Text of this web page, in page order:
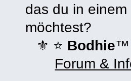
das du in
möchtest?
⚜ ⭐️ Bodhie™
Forum &